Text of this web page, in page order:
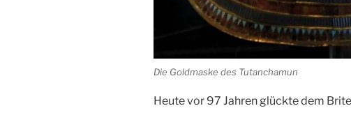
Die Goldmaske des Tutanchamun
Heute vor 97 Jahren glückte dem